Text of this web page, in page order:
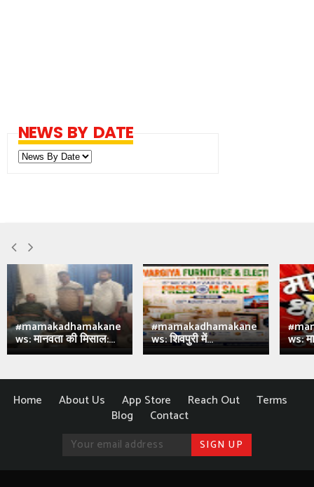
NEWS BY DATE
#mamakadhamakane
ws: मानवता की मिसाल:...
#mamakadhamakane
ws: शिवपुरी में... ws:
Home About Us App Store Reach Out
Terms
Blog
Contact